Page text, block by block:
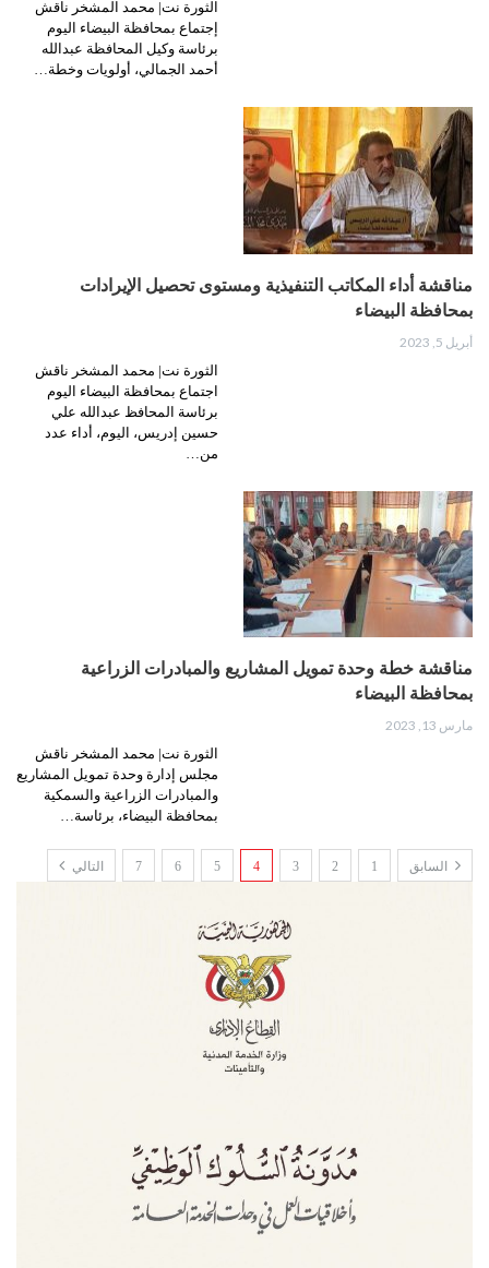
الثورة نت| محمد المشخر ناقش
إجتماع بمحافظة البيضاء اليوم
برئاسة وكيل المحافظة عبدالله
أحمد الجمالي، أولويات وخطة…
مناقشة أداء المكاتب التنفيذية ومستوى تحصيل الإيرادات
بمحافظة البيضاء
أبريل 5, 2023
الثورة نت| محمد المشخر ناقش
اجتماع بمحافظة البيضاء اليوم
برئاسة المحافظ عبدالله علي
حسين إدريس، اليوم، أداء عدد
من…
مناقشة خطة وحدة تمويل المشاريع والمبادرات الزراعية
بمحافظة البيضاء
مارس 13, 2023
الثورة نت| محمد المشخر ناقش
مجلس إدارة وحدة تمويل المشاريع
والمبادرات الزراعية والسمكية
بمحافظة البيضاء، برئاسة…
السابق 1
2
3
4
5
6
7 التالي